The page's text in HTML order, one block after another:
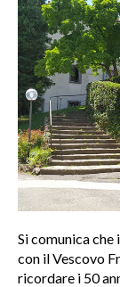
Si comunica
con il Vescovo
ricordare i 50